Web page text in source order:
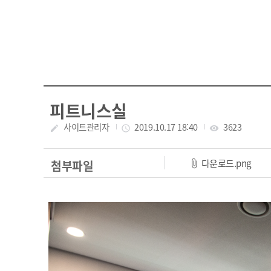
피트니스실
작성자
create 사이트관리자 작성일
access_time 2019.10.17 18:40 조회수
visibility 3623
첨부파일 다운로드.png파일